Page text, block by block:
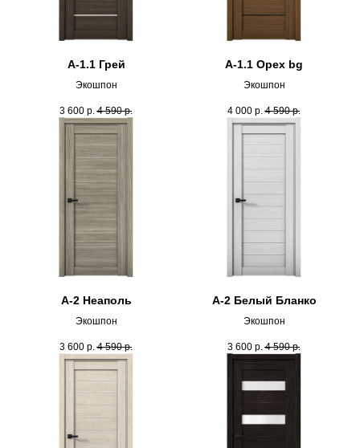
А-1.1 Грей
Экошпон
3 600 р. 4 590 р.
А-1.1 Орех bg
Экошпон
4 000 р. 4 590 р.
А-2 Неаполь
Экошпон
3 600 р. 4 590 р.
А-2 Белый Бланко
Экошпон
3 600 р. 4 590 р.